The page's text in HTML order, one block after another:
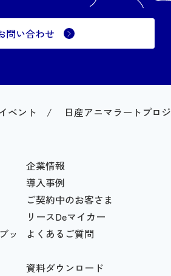
問い合わせ
ベント 日産アニマラートプロ
企業情報
導入事例
ご契約中のお客さま
リースDeマイカー
ッ
よくあるご質問
資料ダウンロード